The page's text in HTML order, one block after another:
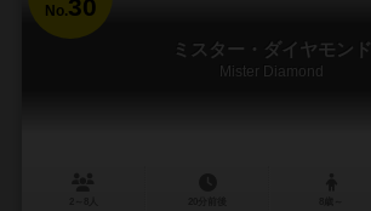
No.30
ミスター・ダイヤモンド
Mister Diamond